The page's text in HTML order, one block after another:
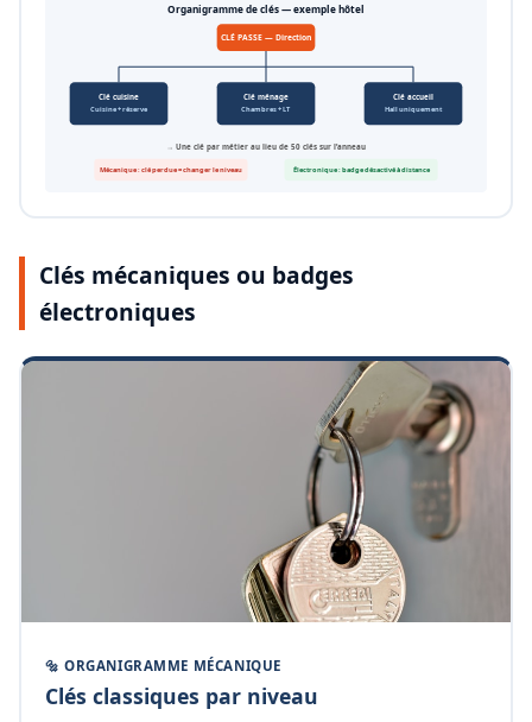
Organigramme de clés — exemple hôtel
CLÉ PASSE — Direction
Clé cuisine
Cuisine + réserve
Clé ménage
Chambres + LT
Clé accueil
Hall uniquement
→ Une clé par métier au lieu de 50 clés sur l’anneau
Mécanique : clé perdue = changer le niveau Électronique : badge désactivé à distance
Clés mécaniques ou badges
électroniques
🔩 ORGANIGRAMME MÉCANIQUE
Clés classiques par niveau